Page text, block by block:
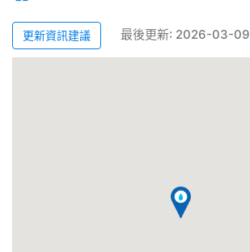
更新資訊建議 最後更新: 2026-03-09